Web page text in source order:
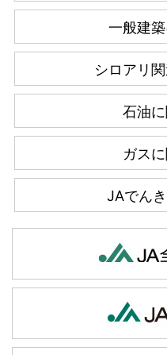
一般建
シロアリ
石油
ガス
JAでん